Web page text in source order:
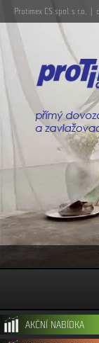
Protimex CS spol. s r.o. |
AKČNÍ NABÍDKA